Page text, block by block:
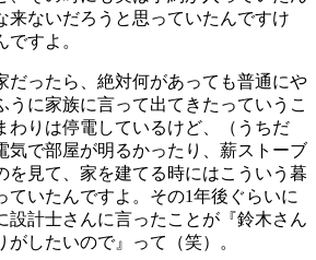
来ないだろうと思っていたんですけ
すよ。
ったら、絶対何があっても普通にや
うに家族に言って出てきたっていうこ
わりは停電しているけど、（うちだ
気で部屋が明るかったり、薪ストーブ
を見て、家を建てる時にはこういう暮
ていたんですよ。その1年後ぐらいに
設計士さんに言ったことが『鈴木さん
したいので』って（笑）。